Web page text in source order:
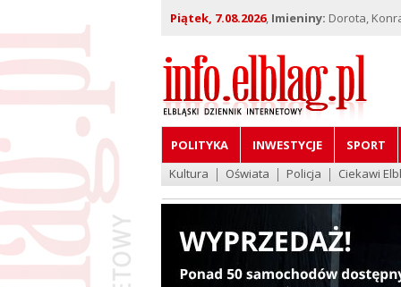
Piątek, 7.08.2026, Imieniny: Dorota,
POLITYKA INWESTYCJE
SPORT
Kultura
Oświata Policja Ciekawi